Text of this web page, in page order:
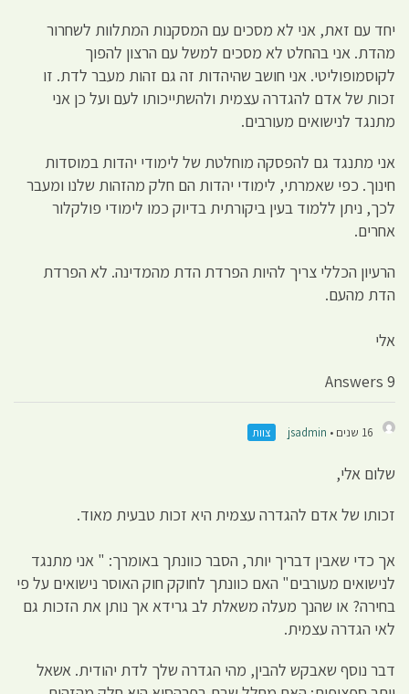
יחד עם זאת, אני לא מסכים עם המסקנות המתלוות לשחרור
מהדת. אני בהחלט לא מסכים למשל עם הרצון להפוך
לקוסמופוליטי. אני חושב שהיהדות זה גם זהות מעבר לדת. זו
זכות של אדם להגדרה עצמית ולהשתייכותו לעם ועל כן אני
מתנגד לנישואים מעורבים.
אני מתנגד גם להפסקה מוחלטת של לימודי יהדות במוסדות
חינוך. כפי שאמרתי, לימודי יהדות הם חלק מהזהות שלנו ומעבר
לכך, ניתן ללמוד בעין ביקורתית בדיוק כמו לימודי פולקלור
אחרים.
הרעיון הכללי צריך להיות הפרדת הדת מהמדינה. לא הפרדת
הדת מהעם.
אלי
9 Answers
16 שנים • jsadmin צוות
שלום אלי,
זכותו של אדם להגדרה עצמית היא זכות טבעית מאוד.
אך כדי שאבין דבריך יותר, הסבר כוונתך באומרך: " אני מתנגד
לנישואים מעורבים" האם כוונתך לחוקק חוק האוסר נישואים על פי
בחירה? או שהנך מעלה משאלת לב גרידא אך נותן את הזכות גם
לאי הגדרה עצמית.
דבר נוסף שאבקש להבין, מהי הגדרה שלך לדת יהודית. אשאל